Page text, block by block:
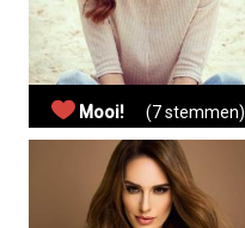
Mooi! (7 stemmen)